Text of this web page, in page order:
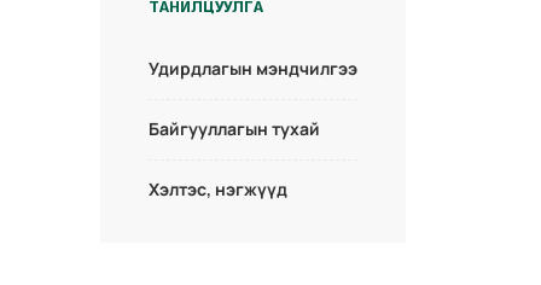
ТАНИЛЦУУЛГА
Удирдлагын мэндчилгээ
Байгууллагын тухай
Хэлтэс, нэгжүүд